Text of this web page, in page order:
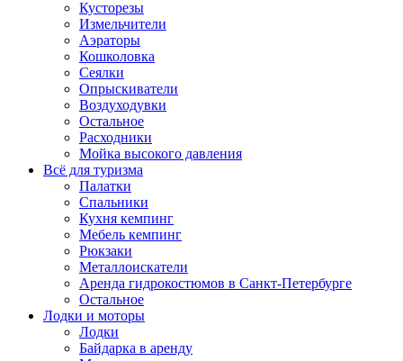
Кусторезы
Измельчители
Аэраторы
Кошколовка
Сеялки
Опрыскиватели
Воздуходувки
Остальное
Расходники
Мойка высокого давления
Всё для туризма
Палатки
Спальники
Кухня кемпинг
Мебель кемпинг
Рюкзаки
Металлоискатели
Аренда гидрокостюмов в Санкт-Петербурге
Остальное
Лодки и моторы
Лодки
Байдарка в аренду